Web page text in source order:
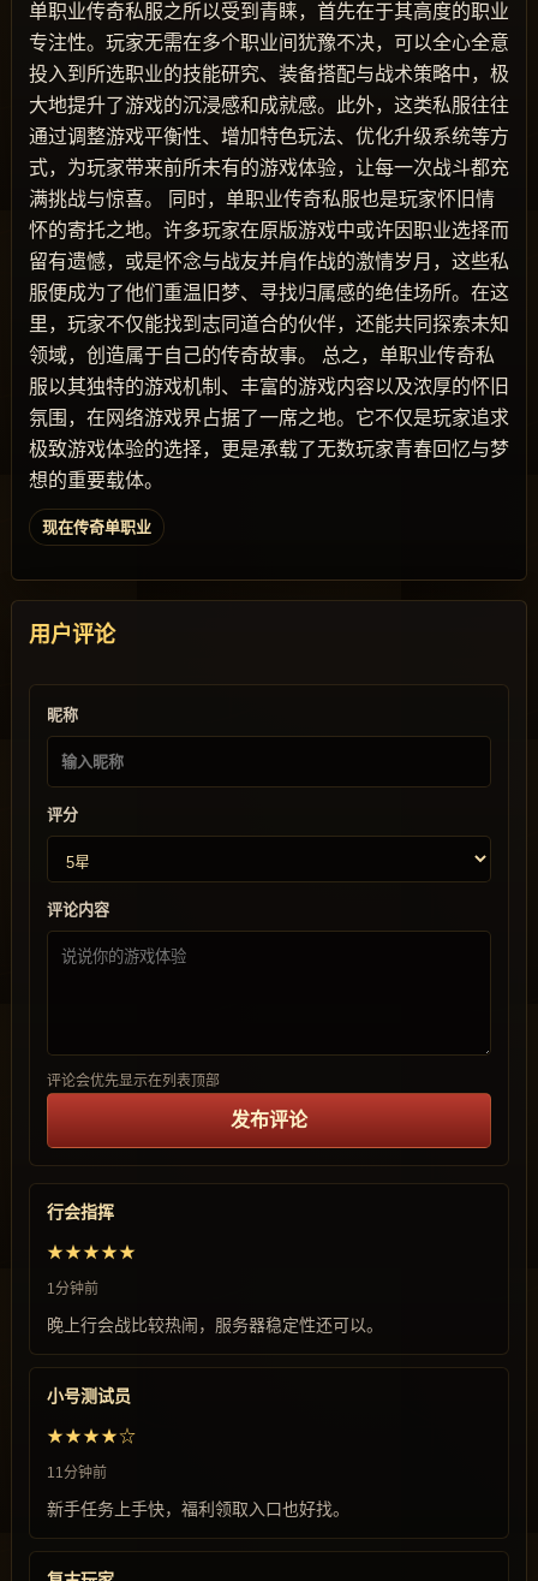
单职业传奇私服之所以受到青睐，首先在于其高度的职业
专注性。玩家无需在多个职业间犹豫不决，可以全心全意
投入到所选职业的技能研究、装备搭配与战术策略中，极
大地提升了游戏的沉浸感和成就感。此外，这类私服往往
通过调整游戏平衡性、增加特色玩法、优化升级系统等方
式，为玩家带来前所未有的游戏体验，让每一次战斗都充
满挑战与惊喜。 同时，单职业传奇私服也是玩家怀旧情
怀的寄托之地。许多玩家在原版游戏中或许因职业选择而
留有遗憾，或是怀念与战友并肩作战的激情岁月，这些私
服便成为了他们重温旧梦、寻找归属感的绝佳场所。在这
里，玩家不仅能找到志同道合的伙伴，还能共同探索未知
领域，创造属于自己的传奇故事。 总之，单职业传奇私
服以其独特的游戏机制、丰富的游戏内容以及浓厚的怀旧
氛围，在网络游戏界占据了一席之地。它不仅是玩家追求
极致游戏体验的选择，更是承载了无数玩家青春回忆与梦
想的重要载体。
现在传奇单职业
用户评论
昵称
评分
评论内容
评论会优先显示在列表顶部
发布评论
行会指挥
★★★★★
1分钟前
晚上行会战比较热闹，服务器稳定性还可以。
小号测试员
★★★★☆
11分钟前
新手任务上手快，福利领取入口也好找。